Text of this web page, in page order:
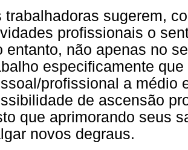
trabalhadoras sugerem,
profissionais o
entanto, não apenas no
especificamente
profissional a médio
de ascensão
que aprimorando seus
novos degraus.